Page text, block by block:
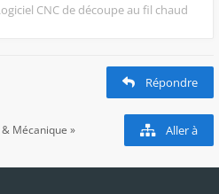
CNC de découpe au fil chaud
Répondre
Mécanique » Aller à